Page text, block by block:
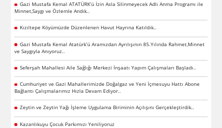
Gazi Mustafa Kemal ATATÜRK’ü İzin Asla Silinmeyecek Adlı Anma Programı ile
Minnet,Saygı ve Özlemle Andık..
Kızıltepe Köyümüzde Düzenlenen Havut Hayrına Katıldık..
Gazi Mustafa Kemal Atatürk’ü Aramızdan Ayrılışının 85.Yılında Rahmet,Minnet
ve Saygıyla Anıyoruz..
Seferşah Mahallesi Aile Sağlığı Merkezi İnşaatı Yapım Çalışmaları Başladı..
Cumhuriyet ve Gazi Mahallerimizde Doğalgaz ve Yeni İçmesuyu Hattı Abone
Bağlantı Çalışmalarımız Hızla Devam Ediyor..
Zeytin ve Zeytin Yağı İşleme Uygulama Biriminin Açılışını Gerçekleştirdik..
Kazanlıkuyu Çocuk Parkımızı Yeniliyoruz